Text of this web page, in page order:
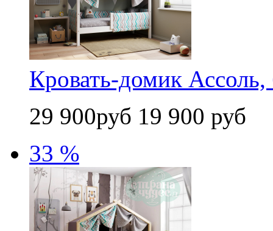
Кровать-домик Ассоль,
29 900руб 19 900 руб
33 %